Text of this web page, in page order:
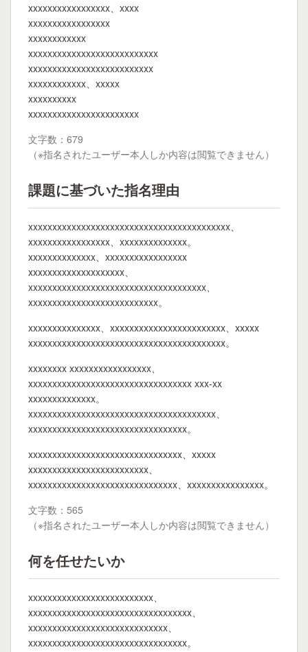
xxxxxxxxxxxxxxxxx、xxxx
xxxxxxxxxxxxxxxxx
xxxxxxxxxxxx
xxxxxxxxxxxxxxxxxxxxxxxxxxx
xxxxxxxxxxxxxxxxxxxxxxxxxx
xxxxxxxxxxxx、xxxxx
xxxxxxxxxx
xxxxxxxxxxxxxxxxxxxxxxx
文字数：679
（※指名されたユーザー本人しか内容は閲覧できません）
課題に基づいた指名理由
xxxxxxxxxxxxxxxxxxxxxxxxxxxxxxxxxxxxxxxxxx、
xxxxxxxxxxxxxxxxx、xxxxxxxxxxxxxx。
xxxxxxxxxxxxxx、xxxxxxxxxxxxxxxxx
xxxxxxxxxxxxxxxxxxxx、
xxxxxxxxxxxxxxxxxxxxxxxxxxxxxxxxxxxxx、
xxxxxxxxxxxxxxxxxxxxxxxxxxx。
xxxxxxxxxxxxxxx、xxxxxxxxxxxxxxxxxxxxxxxx、xxxxx
xxxxxxxxxxxxxxxxxxxxxxxxxxxxxxxxxxxxxxxxx。
xxxxxxxx xxxxxxxxxxxxxxxxx、
xxxxxxxxxxxxxxxxxxxxxxxxxxxxxxxxxx xxx-xx
xxxxxxxxxxxxxx。
xxxxxxxxxxxxxxxxxxxxxxxxxxxxxxxxxxxxxxx、
xxxxxxxxxxxxxxxxxxxxxxxxxxxxxxxxx。
xxxxxxxxxxxxxxxxxxxxxxxxxxxxxxxx、xxxxx
xxxxxxxxxxxxxxxxxxxxxxxxx、
xxxxxxxxxxxxxxxxxxxxxxxxxxxxxxx、xxxxxxxxxxxxxxxx。
文字数：565
（※指名されたユーザー本人しか内容は閲覧できません）
何を任せたいか
xxxxxxxxxxxxxxxxxxxxxxxxxx、
xxxxxxxxxxxxxxxxxxxxxxxxxxxxxxxxxx、
xxxxxxxxxxxxxxxxxxxxxxxxxxxxx、
xxxxxxxxxxxxxxxxxxxxxxxxxxxxxxxxx。